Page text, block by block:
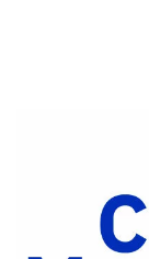
Facebook
Partager
Twitter
Partager